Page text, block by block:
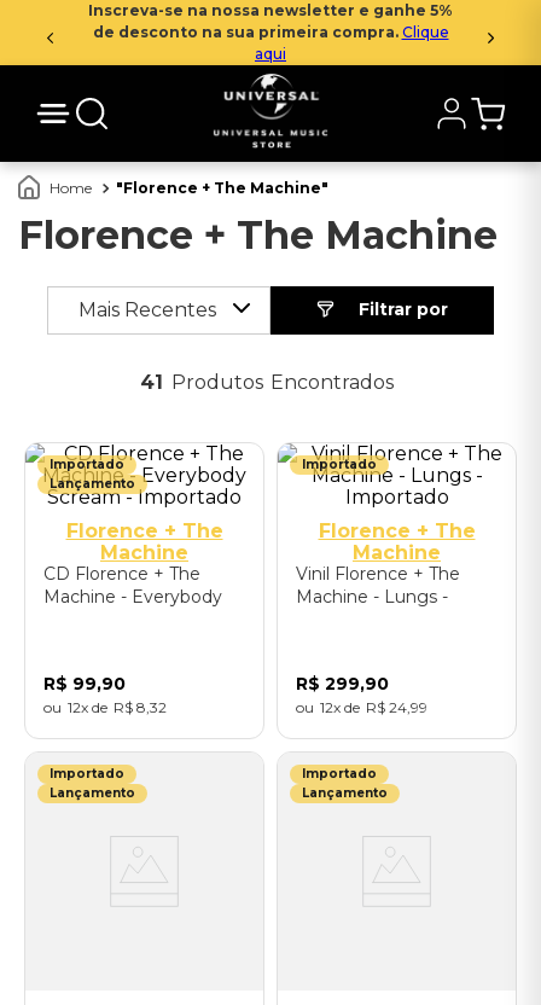
Inscreva-se na nossa newsletter e ganhe 5%
de desconto na sua primeira compra. Clique
aqui
Florence + The Machine
Florence + The Machine
Mais Recentes
41 Produtos
Importado
Lançamento
Florence + The
Machine
CD Florence + The
Machine - Everybody
R$ 99,90
12 R$ 8 32
Importado
Florence + The
Machine
Vinil Florence + The
Machine - Lungs -
R$ 299,90
12 R$ 24 99
Importado
Lançamento
Importado
Lançamento